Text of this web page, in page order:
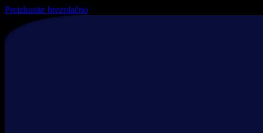
Preizkusite brezplačno